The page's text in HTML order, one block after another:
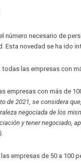
número necesario de
Esta novedad se ha ido
las empresas con
empresas con más de
de 2021, se considera
negociada de los
y tener negociado,
empresas de 50 a 100